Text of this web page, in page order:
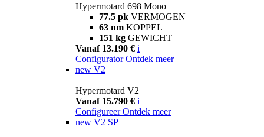
Hypermotard 698 Mono
77.5 pk VERMOGEN
63 nm KOPPEL
151 kg GEWICHT
Vanaf 13.190 € i
Configurator Ontdek meer
new V2
Hypermotard V2
Vanaf 15.790 € i
Configureer Ontdek meer
new V2 SP